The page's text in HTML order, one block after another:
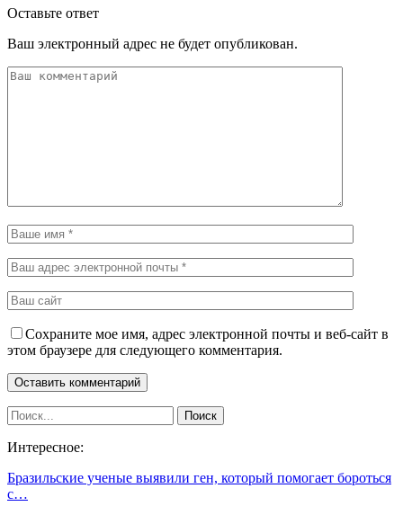
Оставьте ответ
Ваш электронный адрес не будет опубликован.
Сохраните мое имя, адрес электронной почты и веб-сайт в
этом браузере для следующего комментария.
Интересное:
Бразильские ученые выявили ген, который помогает бороться
с…